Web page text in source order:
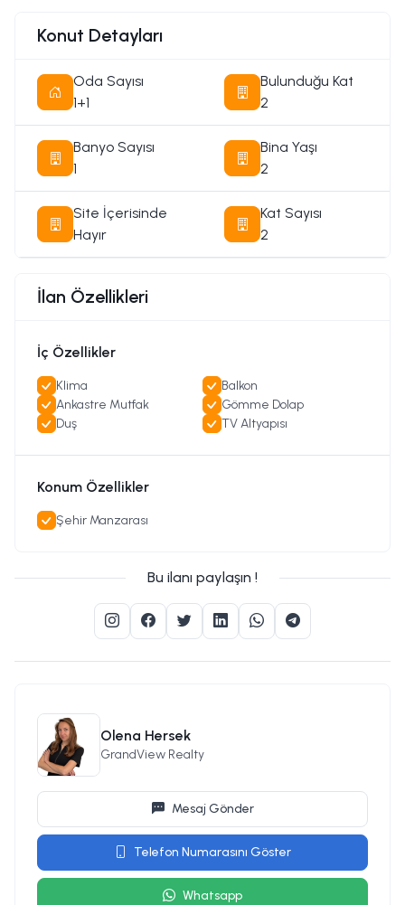
Konut Detayları
Oda Sayısı
1+1
Bulunduğu Kat
2
Banyo Sayısı
1
Bina Yaşı
2
Site İçerisinde
Hayır
Kat Sayısı
2
İlan Özellikleri
İç Özellikler
Klima
Balkon
Ankastre Mutfak
Gömme Dolap
Duş
TV Altyapısı
Konum Özellikler
Şehir Manzarası
Bu ilanı paylaşın !
Olena Hersek
GrandView Realty
Mesaj Gönder
Telefon Numarasını Göster
Whatsapp